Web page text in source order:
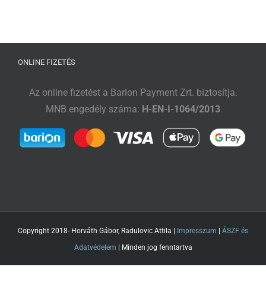
ONLINE FIZETÉS
Az online fizetést a Barion Payment Zrt. biztosítja.
MNB engedély száma: H-EN-I-1064/2013
Copyright 2018- Horváth Gábor, Radulovic Attila | Impresszum
ÁSZF és
Adatvédelem | Minden jog fenntartva